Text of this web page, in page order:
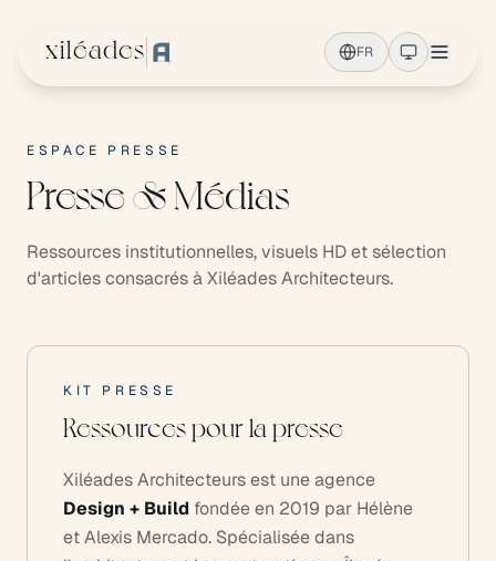
xiléades
FR
ESPACE PRESSE
Presse & Médias
Ressources institutionnelles, visuels HD et sélection
d'articles consacrés à Xiléades Architecteurs.
KIT PRESSE
Ressources pour la presse
Xiléades Architecteurs est une agence
Design + Build fondée en 2019 par Hélène
et Alexis Mercado. Spécialisée dans